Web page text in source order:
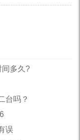
多久?
台吗？
误